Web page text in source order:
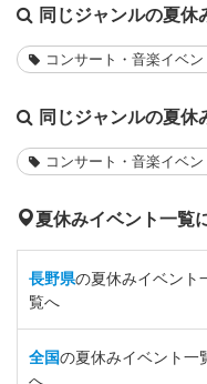
同じジャンルの夏休
コンサート・音楽イベン
同じジャンルの夏休
コンサート・音楽イベン
夏休みイベント一覧
長野県の夏休みイベント
覧へ
全国の夏休みイベント一
へ